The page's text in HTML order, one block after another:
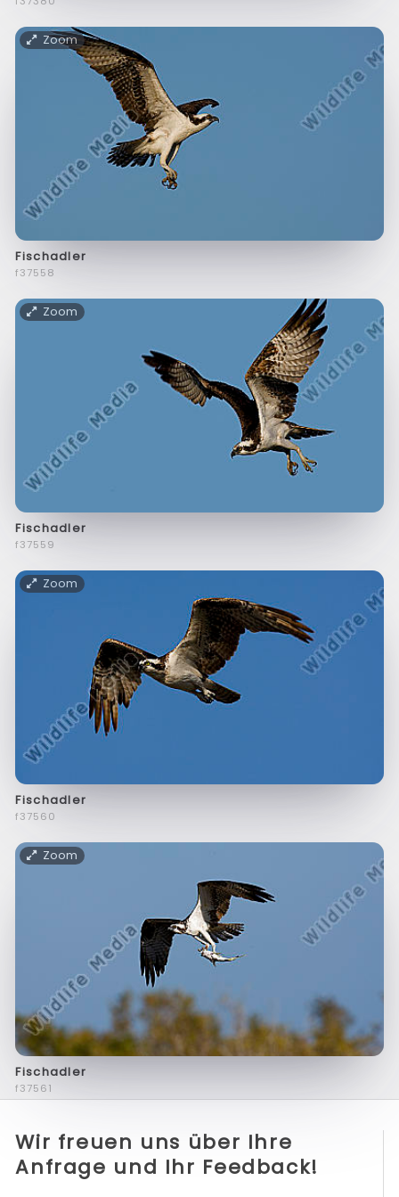
Zoom
Fischadler
f37558
Zoom
Fischadler
f37559
Zoom
Fischadler
f37560
Zoom
Fischadler
f37561
Wir freuen uns über Ihre
Anfrage und Ihr Feedback!